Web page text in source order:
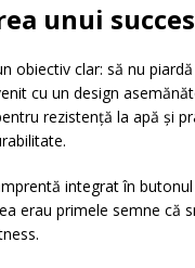
unui succes
obiectiv clar: să nu
cu un design
rezistență la apă și
integrat în
erau primele semne că